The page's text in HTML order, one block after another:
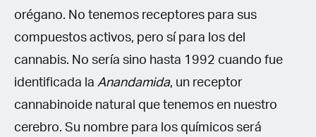
orégano. No tenemos receptores para sus
compuestos activos, pero sí para los del
cannabis. No sería sino hasta 1992 cuando fue
identificada la Anandamida, un receptor
cannabinoide natural que tenemos en nuestro
cerebro. Su nombre para los químicos será